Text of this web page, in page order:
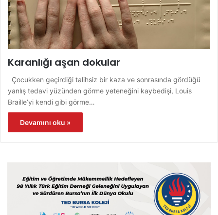
Karanlığı aşan dokular
Çocukken geçirdiği talihsiz bir kaza ve sonrasında gördüğü
yanlış tedavi yüzünden görme yeteneğini kaybedişi, Louis
Braille’yi kendi gibi görme…
Devamını oku »